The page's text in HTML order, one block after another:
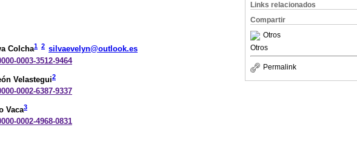
Links relacionados
Compartir
Otros
Otros
Permalink
Colcha1 2 silvaevelyn@outlook.es
0003-3512-9464
Velastegui2
0002-6387-9337
Vaca3
0002-4968-0831